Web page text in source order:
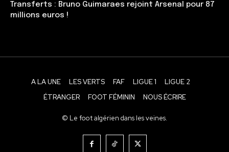
Transferts : Bruno Guimaraes rejoint Arsenal pour 87
millions euros !
A LA UNE LES VERTS FAF LIGUE 1
LIGUE 2
ÉTRANGER
FOOT FÉMININ NOUS ÉCRIRE
© Le foot algérien dans les veines.